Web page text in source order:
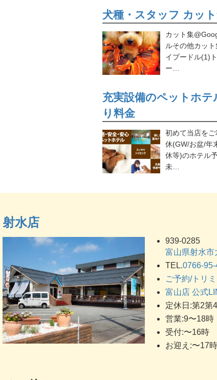
犬種・スタッフ カッ
カット集
ルその他カッ
イプードル(1)
ー…
充実設備のペットホテ
り料金
初めて当店を
休(GW/お盆/年
休等)のホテル
未…
射水店
939-0285
富山県射水市
TEL.0766-
ご予約/トリ
富山店 公式
定休日:第2第
営業:9〜18時
受付:〜16時
お迎え:〜17